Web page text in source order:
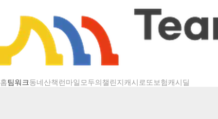
홈팀워크동네산책 런마일모두의챌린지캐시로또보험캐시딜
챌린지 상세